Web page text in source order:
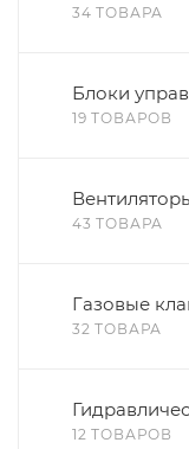
34 ТОВАРА
Блоки
19 ТОВАРОВ
43 ТОВАРА
Газовые
32 ТОВАРА
12 ТОВАРОВ